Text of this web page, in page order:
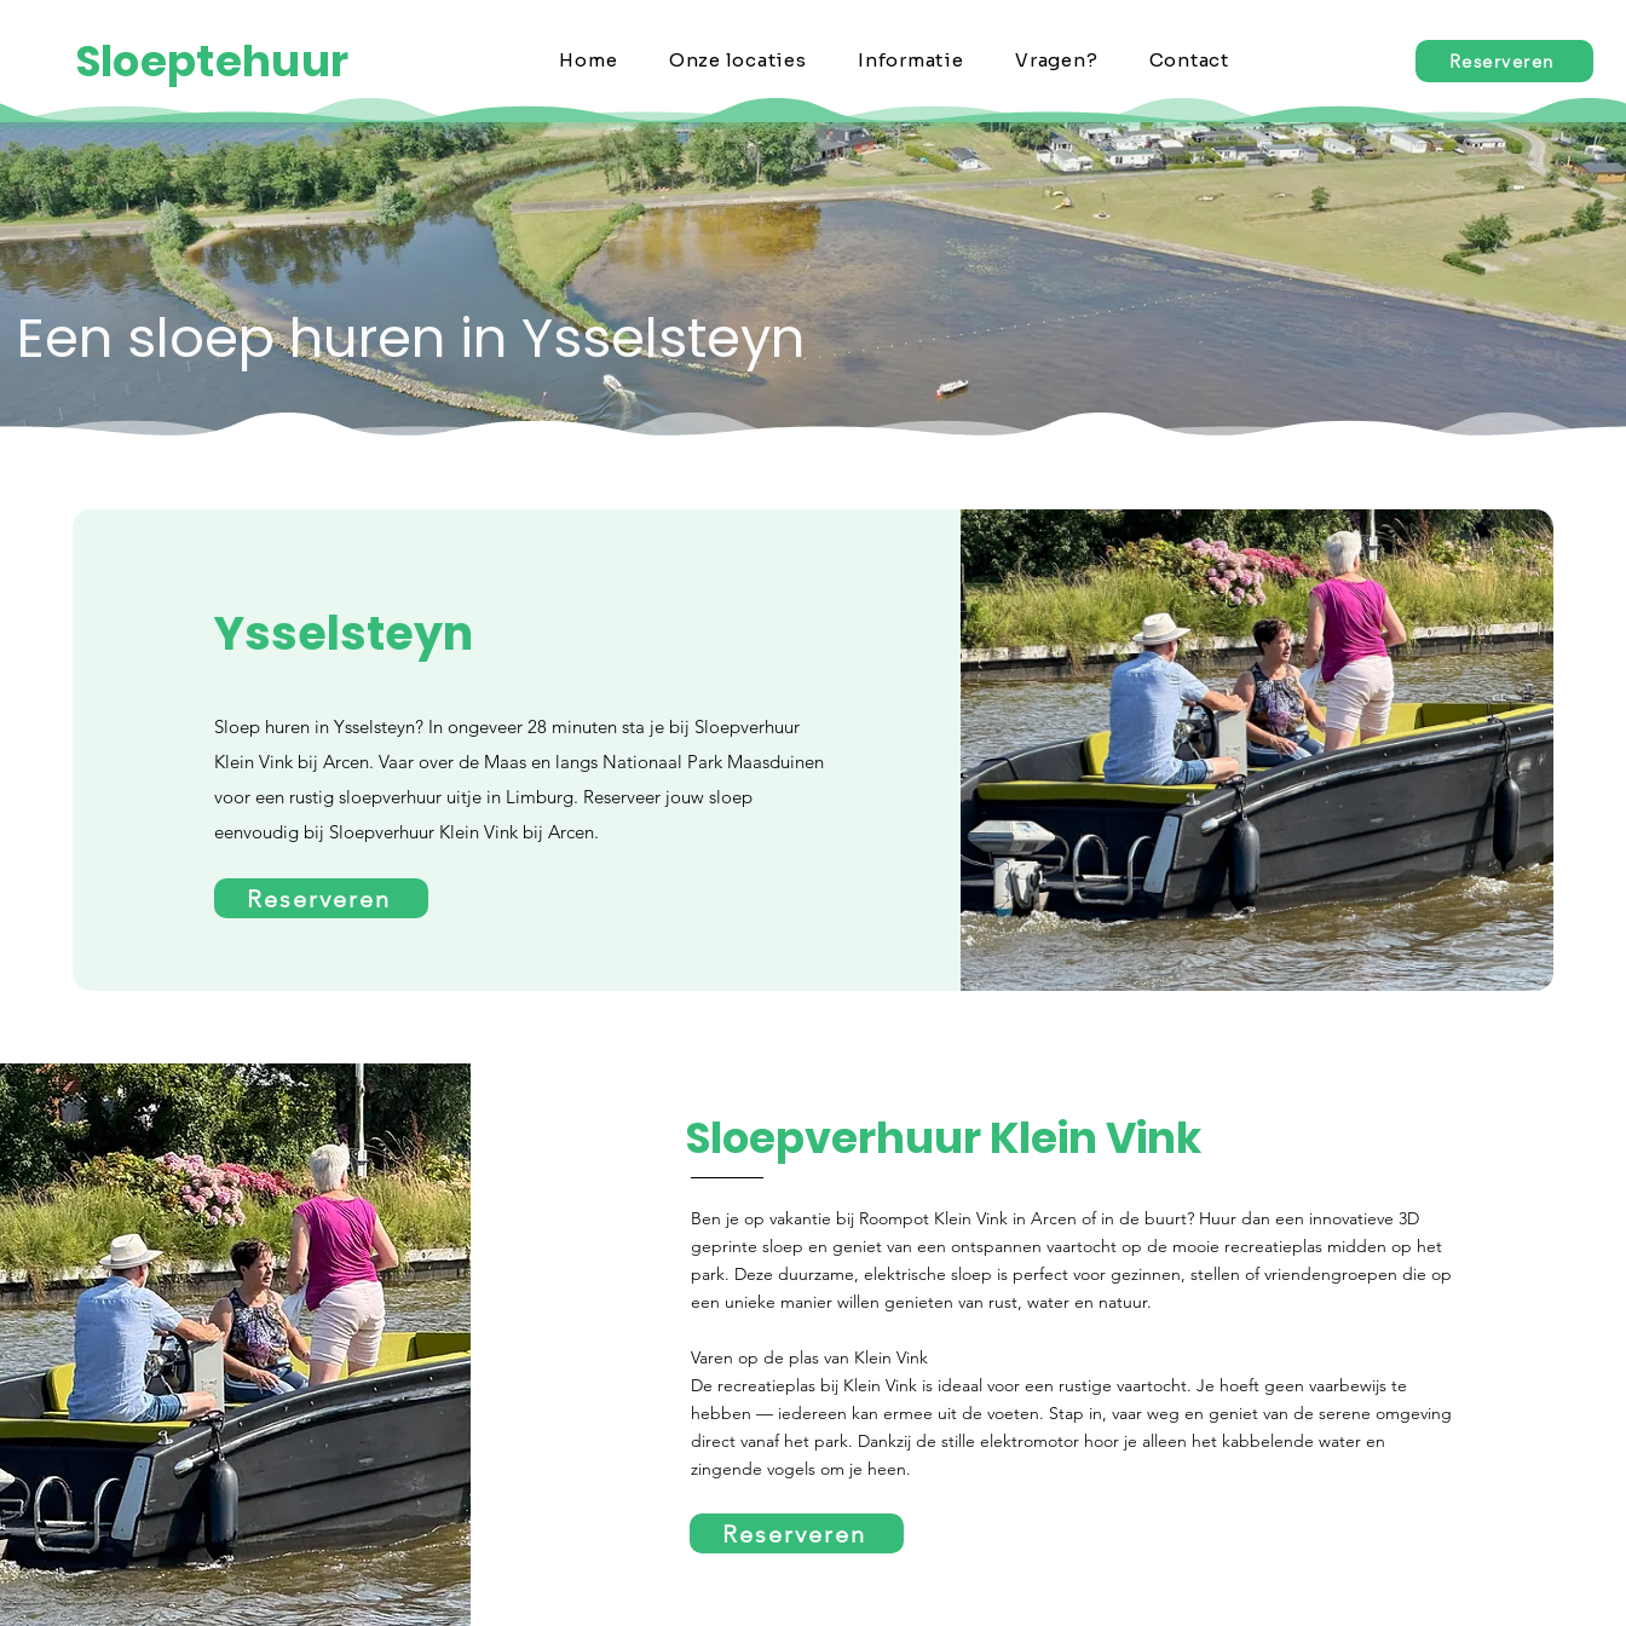
Sloeptehuur Home Onze locaties Informatie Vragen? Contact Reserveren
Een sloep huren in Ysselsteyn
Ysselsteyn
Sloep huren in Ysselsteyn? In ongeveer 28 minuten sta je bij Sloepverhuur
Klein Vink bij Arcen. Vaar over de Maas en langs Nationaal Park Maasduinen
voor een rustig sloepverhuur uitje in Limburg. Reserveer jouw sloep
eenvoudig bij Sloepverhuur Klein Vink bij Arcen.
Reserveren
Sloepverhuur Klein Vink
Ben je op vakantie bij Roompot Klein Vink in Arcen of in de buurt? Huur dan een innovatieve 3D
geprinte sloep en geniet van een ontspannen vaartocht op de mooie recreatieplas midden op het
park. Deze duurzame, elektrische sloep is perfect voor gezinnen, stellen of vriendengroepen die op
een unieke manier willen genieten van rust, water en natuur.
Varen op de plas van Klein Vink
De recreatieplas bij Klein Vink is ideaal voor een rustige vaartocht. Je hoeft geen vaarbewijs te
hebben — iedereen kan ermee uit de voeten. Stap in, vaar weg en geniet van de serene omgeving
direct vanaf het park. Dankzij de stille elektromotor hoor je alleen het kabbelende water en
zingende vogels om je heen.
Reserveren